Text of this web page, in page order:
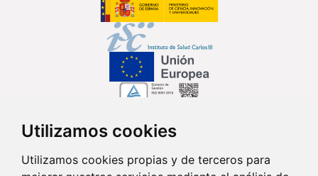
Utilizamos cookies
Utilizamos cookies propias y de terceros para
Síguenos en...